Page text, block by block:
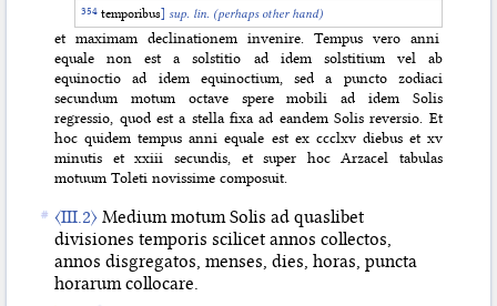
temporibus] sup. lin. (perhaps other hand)
et maximam declinationem invenire. Tempus vero anni
equale non est a solstitio ad idem solstitium vel ab
equinoctio ad idem equinoctium, sed a puncto zodiaci
secundum motum octave spere mobili ad idem Solis
regressio, quod est a stella fixa ad eandem Solis reversio. Et
hoc quidem tempus anni equale est ex ccclxv diebus et xv
minutis et xxiii secundis, et super hoc Arzacel tabulas
motuum Toleti novissime composuit.
〈III.2〉 Medium motum Solis ad quaslibet
divisiones temporis scilicet annos collectos,
annos disgregatos, menses, dies, horas, puncta
horarum collocare.